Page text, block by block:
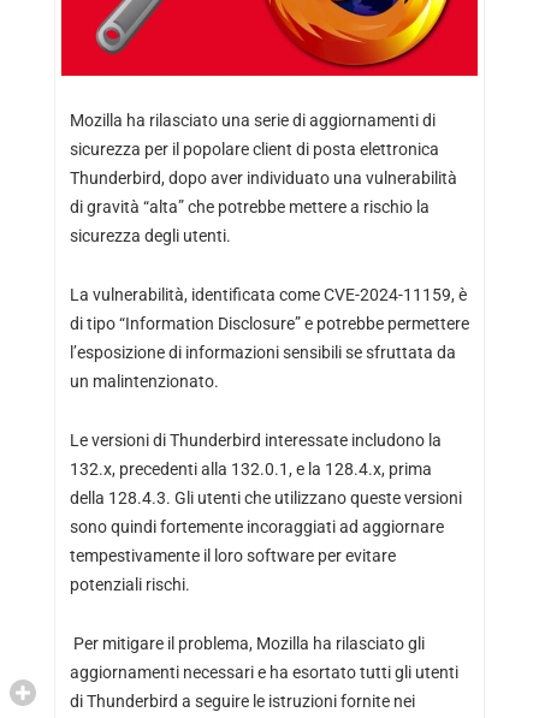
Mozilla ha rilasciato una serie di aggiornamenti di
sicurezza per il popolare client di posta elettronica
Thunderbird, dopo aver individuato una vulnerabilità
di gravità “alta” che potrebbe mettere a rischio la
sicurezza degli utenti.
La vulnerabilità, identificata come CVE-2024-11159, è
di tipo “Information Disclosure” e potrebbe permettere
l’esposizione di informazioni sensibili se sfruttata da
un malintenzionato.
Le versioni di Thunderbird interessate includono la
132.x, precedenti alla 132.0.1, e la 128.4.x, prima
della 128.4.3. Gli utenti che utilizzano queste versioni
sono quindi fortemente incoraggiati ad aggiornare
tempestivamente il loro software per evitare
potenziali rischi.
Per mitigare il problema, Mozilla ha rilasciato gli
aggiornamenti necessari e ha esortato tutti gli utenti
di Thunderbird a seguire le istruzioni fornite nei